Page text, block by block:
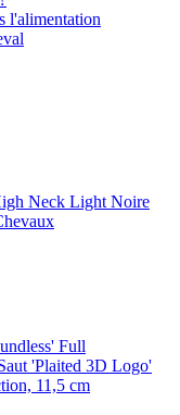
l'alimentation
Neck Light Noire
Full
'Plaited 3D Logo'
11,5 cm